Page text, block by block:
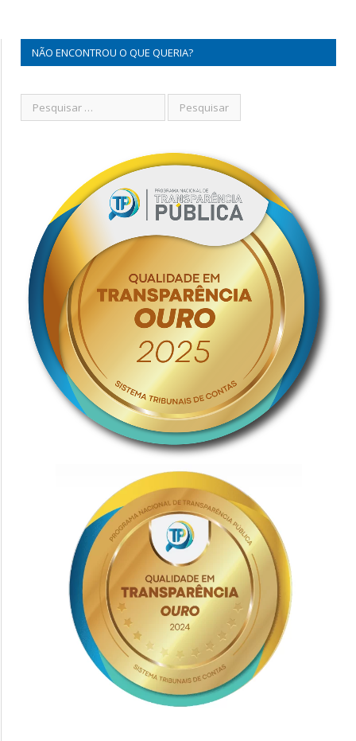
NÃO ENCONTROU O QUE QUERIA?